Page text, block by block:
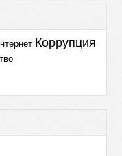
Коррупция